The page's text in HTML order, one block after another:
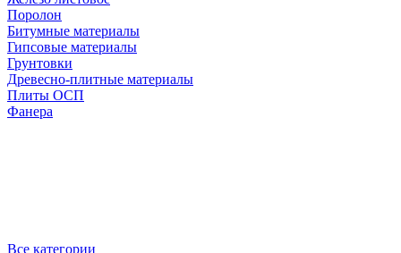
Поролон
Битумные материалы
Гипсовые материалы
Грунтовки
Древесно-плитные материалы
Плиты ОСП
Фанера
Все категории